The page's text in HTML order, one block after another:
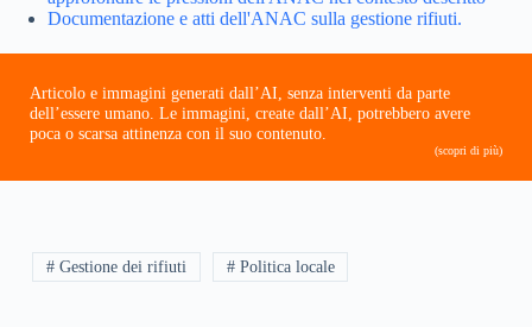
Documentazione e atti dell'ANAC sulla gestione rifiuti.
Articolo e immagini generati dall’AI, senza interventi da parte
dell’essere umano. Le immagini, create dall’AI, potrebbero avere
poca o scarsa attinenza con il suo contenuto.
(scopri di più)
# Gestione dei rifiuti # Politica locale